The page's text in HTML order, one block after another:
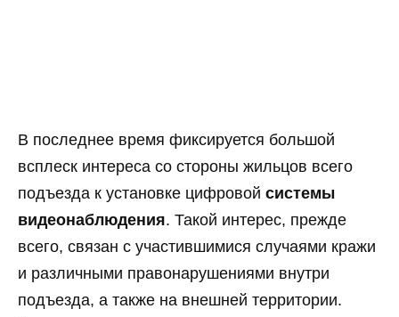
В последнее время фиксируется большой
всплеск интереса со стороны жильцов всего
подъезда к установке цифровой системы
видеонаблюдения. Такой интерес, прежде
всего, связан с участившимися случаями кражи
и различными правонарушениями внутри
подъезда, а также на внешней территории.